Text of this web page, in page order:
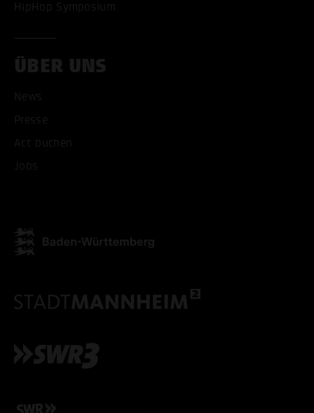
HipHop Symposium
ÜBER UNS
News
Presse
Act buchen
Jobs